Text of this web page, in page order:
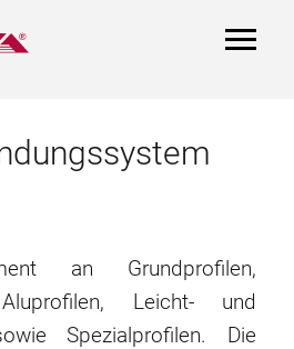
an Grundprofilen,
Leicht- und
Spezialprofilen. Die